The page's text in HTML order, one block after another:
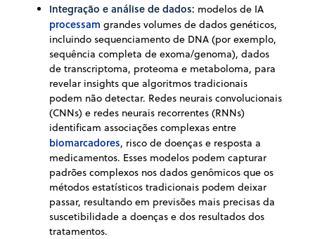
Integração e análise de dados: modelos de IA
processam grandes volumes de dados genéticos,
incluindo sequenciamento de DNA (por exemplo,
sequência completa de exoma/genoma), dados
de transcriptoma, proteoma e metaboloma, para
revelar insights que algoritmos tradicionais
podem não detectar. Redes neurais convolucionais
(CNNs) e redes neurais recorrentes (RNNs)
identificam associações complexas entre
biomarcadores, risco de doenças e resposta a
medicamentos. Esses modelos podem capturar
padrões complexos nos dados genômicos que os
métodos estatísticos tradicionais podem deixar
passar, resultando em previsões mais precisas da
suscetibilidade a doenças e dos resultados dos
tratamentos.